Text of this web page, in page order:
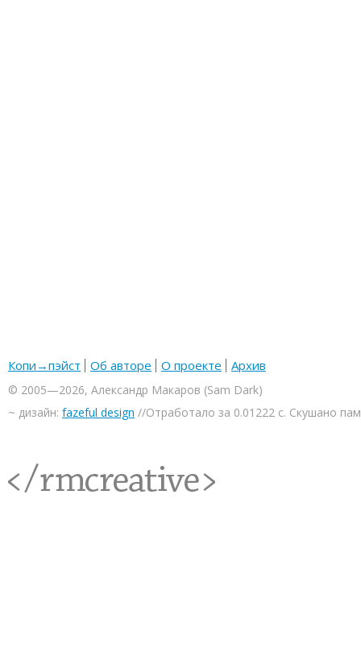
Копи→пэйст Об авторе О проекте Архив
© 2005—2026, Александр Макаров (Sam Dark)
~ дизайн: fazeful design //Отработало за 0.01222 с. Скушано
<rmcreative/>